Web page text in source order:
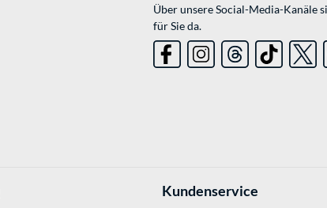
Über unsere Social-Media-Kanäle
für Sie da.
Kundenservice